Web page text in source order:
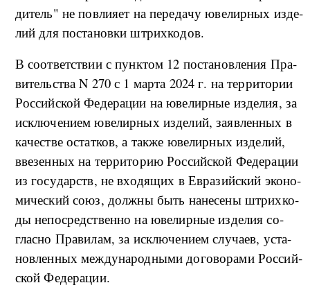
ди­тель" не по­в­ли­я­ет на пе­ре­да­чу юве­ли­р­ных из­де­
лий для по­ста­но­в­ки штрих­ко­дов.
В со­о­т­вет­ствии с пун­к­том 12 по­ста­но­в­ле­ния Пра­
ви­тель­ства N 270 с 1 мар­та 2024 г. на тер­ри­то­рии
Рос­сий­ской Фе­де­ра­ции на юве­ли­р­ные из­де­лия, за
ис­клю­че­ни­ем юве­ли­р­ных из­де­лий, за­яв­лен­ных в
ка­че­стве остат­ков, а та­к­же юве­ли­р­ных из­де­лий,
вве­зен­ных на тер­ри­то­рию Рос­сий­ской Фе­де­ра­ции
из го­су­дар­ств, не вхо­дя­щих в Евразий­ский эко­но­
ми­че­ский со­юз, дол­ж­ны быть на­не­се­ны штрих­ко­
ды не­по­сред­ствен­но на юве­ли­р­ные из­де­лия со­
глас­но Пра­ви­лам, за ис­клю­че­ни­ем слу­ча­ев, уста­
но­в­лен­ных ме­ж­ду­на­род­ны­ми до­го­во­ра­ми Рос­сий­
ской Фе­де­ра­ции.